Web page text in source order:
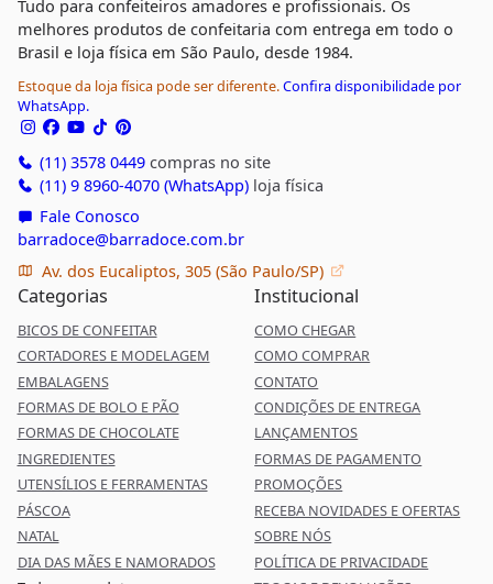
Tudo para confeiteiros amadores e profissionais. Os
melhores produtos de confeitaria com entrega em todo o
Brasil e loja física em São Paulo, desde 1984.
Estoque da loja física pode ser diferente.Confira disponibilidade por
WhatsApp.
(11) 3578 0449compras no site
(11) 9 8960-4070 (WhatsApp)loja física
Fale Conosco
barradoce@barradoce.com.br
Av. dos Eucaliptos, 305 (São Paulo/SP)
Categorias
BICOS DE CONFEITAR
CORTADORES E MODELAGEM
EMBALAGENS
FORMAS DE BOLO E PÃO
FORMAS DE CHOCOLATE
INGREDIENTES
UTENSÍLIOS E FERRAMENTAS
PÁSCOA
NATAL
DIA DAS MÃES E NAMORADOS
Institucional
COMO CHEGAR
COMO COMPRAR
CONTATO
CONDIÇÕES DE ENTREGA
LANÇAMENTOS
FORMAS DE PAGAMENTO
PROMOÇÕES
RECEBA NOVIDADES E OFERTAS
SOBRE NÓS
POLÍTICA DE PRIVACIDADE